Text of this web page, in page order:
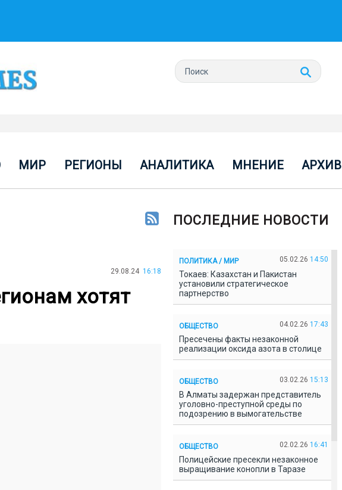
МИР РЕГИОНЫ АНАЛИТИКА МНЕНИЕ АРХИВ
29.08.24 16:18
хотят
ПОСЛЕДНИЕ НОВОСТИ
ПОЛИТИКА / МИР 05.02.26 14:50
Токаев: Казахстан и Пакистан
установили стратегическое
партнерство
ОБЩЕСТВО 04.02.26 17:43
Пресечены факты незаконной
реализации оксида азота в столице
ОБЩЕСТВО 03.02.26 15:13
В Алматы задержан представитель
уголовно-преступной среды по
подозрению в вымогательстве
ОБЩЕСТВО 02.02.26 16:41
Полицейские пресекли незаконное
выращивание конопли в Таразе